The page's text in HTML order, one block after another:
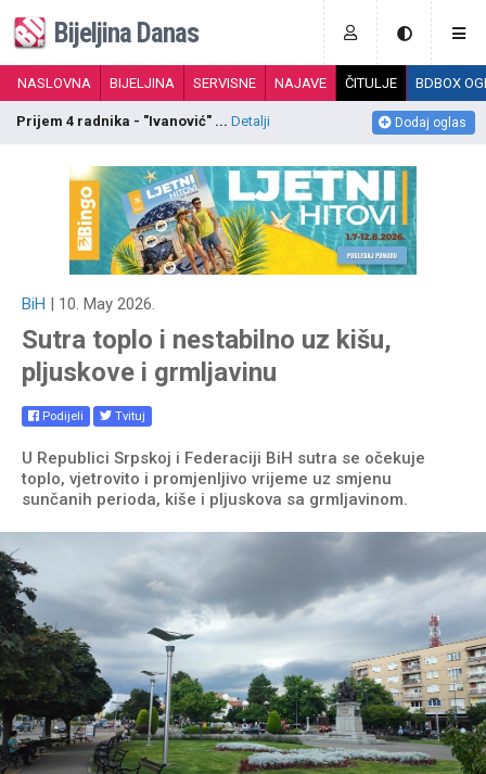
Bijeljina Danas
NASLOVNA BIJELJINA SERVISNE NAJAVE ČITULJE BDBOX
Dodaj oglas
Prijem 4 radnika - "Ivanović" ... Detalji
BiH | 10. May 2026.
Sutra toplo i nestabilno uz kišu,
pljuskove i grmljavinu
Podijeli Tvituj
U Republici Srpskoj i Federaciji BiH sutra se očekuje
toplo, vjetrovito i promjenljivo vrijeme uz smjenu
sunčanih perioda, kiše i pljuskova sa grmljavinom.